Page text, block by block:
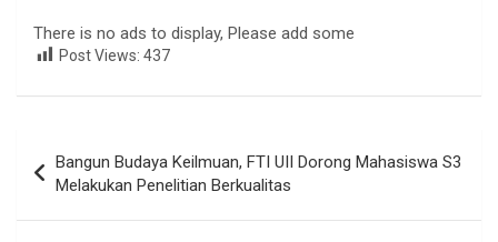
There is no ads to display, Please add some
Post Views: 437
pos
Bangun Budaya Keilmuan, FTI UII Dorong Mahasiswa S3
Melakukan Penelitian Berkualitas